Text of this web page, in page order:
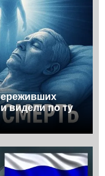
видели по ту